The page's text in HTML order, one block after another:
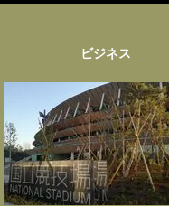
ビジネス